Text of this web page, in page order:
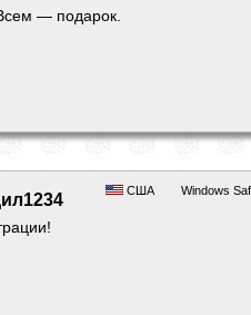
— подарок.
Windows
США